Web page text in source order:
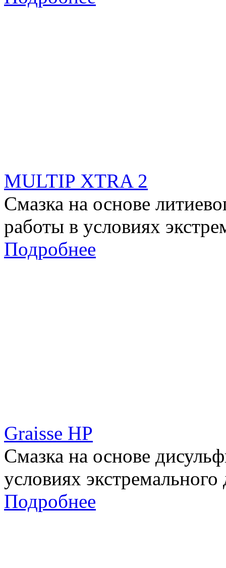
MULTIP XTRA 2
Смазка на основе
работы в условиях
Подробнее
Graisse HP
Смазка на основе
условиях экстремального
Подробнее